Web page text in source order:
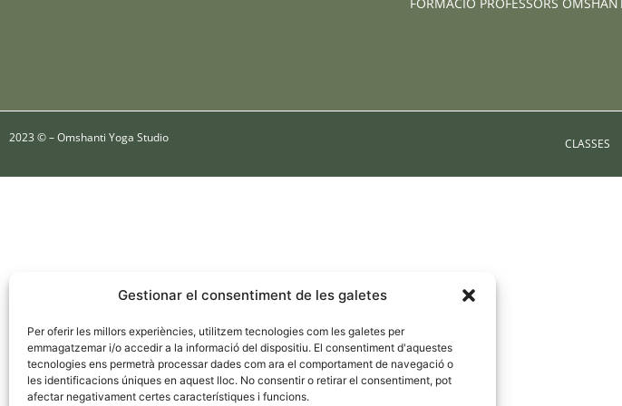
Gestionar el consentiment de les galetes
Per oferir les millors experiències, utilitzem tecnologies com les galetes per
emmagatzemar i/o accedir a la informació del dispositiu. El consentiment d'aquestes
tecnologies ens permetrà processar dades com ara el comportament de navegació o
les identificacions úniques en aquest lloc. No consentir o retirar el consentiment, pot
afectar negativament certes característiques i funcions.
2023 © – Omshanti Yoga Studio CLASSES